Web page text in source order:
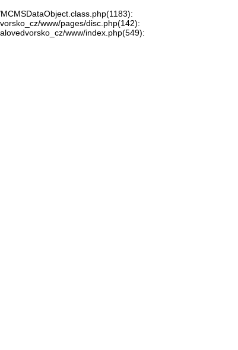
www/pages/disc.php(142):
www/index.php(549):